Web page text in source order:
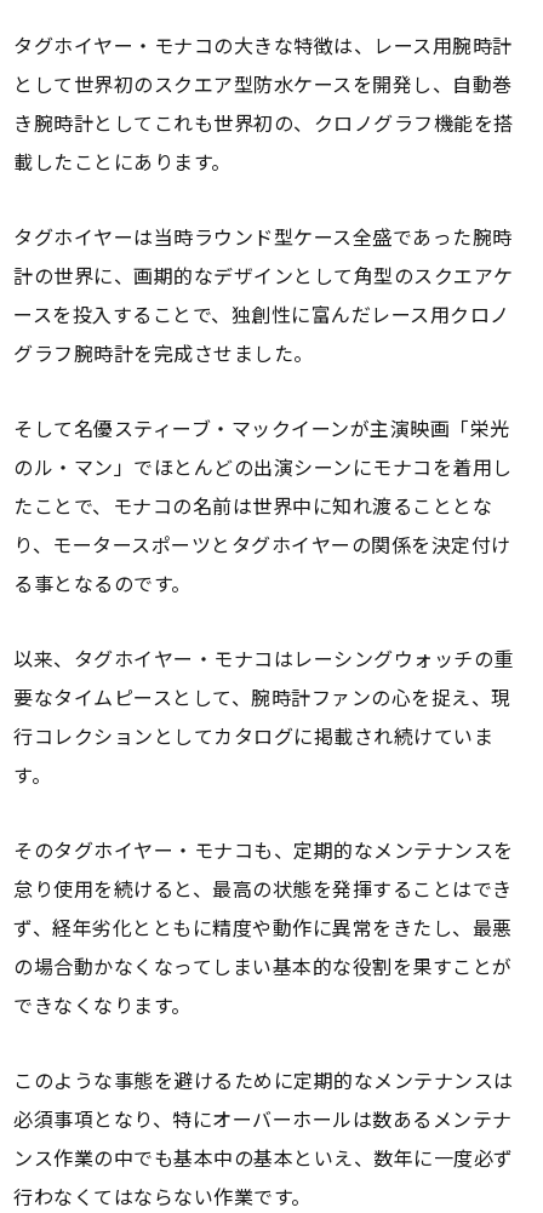
タグホイヤー・モナコの大きな特徴は、レース用腕時計
として世界初のスクエア型防水ケースを開発し、自動巻
き腕時計としてこれも世界初の、クロノグラフ機能を搭
載したことにあります。
タグホイヤーは当時ラウンド型ケース全盛であった腕時
計の世界に、画期的なデザインとして角型のスクエアケ
ースを投入することで、独創性に富んだレース用クロノ
グラフ腕時計を完成させました。
そして名優スティーブ・マックイーンが主演映画「栄光
のル・マン」でほとんどの出演シーンにモナコを着用し
たことで、モナコの名前は世界中に知れ渡ることとな
り、モータースポーツとタグホイヤーの関係を決定付け
る事となるのです。
以来、タグホイヤー・モナコはレーシングウォッチの重
要なタイムピースとして、腕時計ファンの心を捉え、現
行コレクションとしてカタログに掲載され続けていま
す。
そのタグホイヤー・モナコも、定期的なメンテナンスを
怠り使用を続けると、最高の状態を発揮することはでき
ず、経年劣化とともに精度や動作に異常をきたし、最悪
の場合動かなくなってしまい基本的な役割を果すことが
できなくなります。
このような事態を避けるために定期的なメンテナンスは
必須事項となり、特にオーバーホールは数あるメンテナ
ンス作業の中でも基本中の基本といえ、数年に一度必ず
行わなくてはならない作業です。